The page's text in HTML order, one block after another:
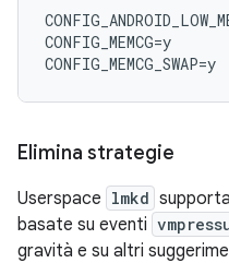
CONFIG_MEMCG=y
Elimina strategie
Userspace lmkd
basate su eventi
gravità e su altri